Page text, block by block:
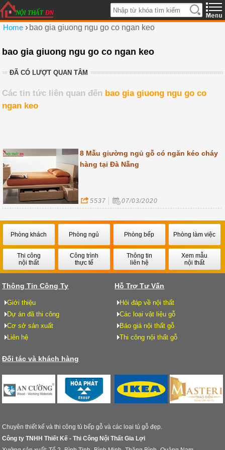
Home › bao gia giuong ngu go co ngan keo
bao gia giuong ngu go co ngan keo
ĐÃ CÓ LƯỢT QUAN TÂM
Các tin tức liên quan đến bao gia giuong ngu go co
ngan keo
8 Mẫu giường ngủ gỗ có ngăn kéo cháy
hàng tại Đà Nẵng
5537 07/03/2020
Phòng khách Phòng ngủ Phòng bếp Phòng làm việc
Thi công
nội thất
Công trình
thực tế
Thông tin
liên hệ
Xem mẫu
nội thất
Thông Tin Công Ty
Giới thiệu
Dự án đã thi công
Cơ sở sản xuất
Liên hệ
Hỗ Trợ Tư Vấn
Hỏi đáp về nội thất
Các loại vật liệu gỗ
Báo giá nội thất gỗ
Thi công nội thất gỗ
Đối tác và khách hàng
Chuyên thiết kế và thi công tủ bếp gỗ và các loại tủ gỗ đẹp.
Công ty TNHH Thiết Kế - Thi Công Nội Thất Gia Lợi